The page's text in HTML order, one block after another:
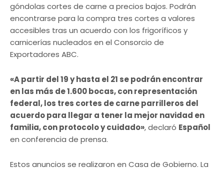
góndolas cortes de carne a precios bajos. Podrán
encontrarse para la compra tres cortes a valores
accesibles tras un acuerdo con los frigoríficos y
carnicerías nucleados en el Consorcio de
Exportadores ABC.
«A partir del 19 y hasta el 21 se podrán encontrar
en las más de 1.600 bocas, con representación
federal, los tres cortes de carne parrilleros del
acuerdo para llegar a tener la mejor navidad en
familia, con protocolo y cuidado», declaró Español
en conferencia de prensa.
Estos anuncios se realizaron en Casa de Gobierno. La